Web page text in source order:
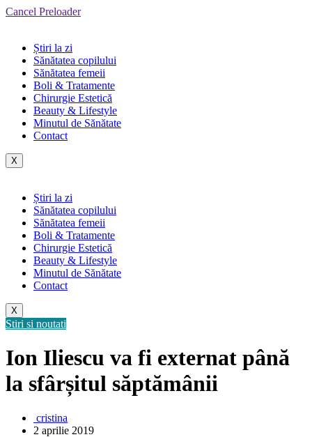
Cancel Preloader
Știri la zi
Sănătatea copilului
Sănătatea femeii
Boli & Tratamente
Chirurgie Estetică
Beauty & Lifestyle
Minutul de Sănătate
Contact
X
Știri la zi
Sănătatea copilului
Sănătatea femeii
Boli & Tratamente
Chirurgie Estetică
Beauty & Lifestyle
Minutul de Sănătate
Contact
X
Stiri si noutati
Ion Iliescu va fi externat până
la sfârșitul săptămânii
cristina
2 aprilie 2019